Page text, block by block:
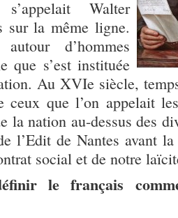
Walter
sur la même ligne.
d’hommes
que s’est instituée
Au XVIe siècle,
ceux que l’on appelait
la nation au-dessus des
l’Edit de Nantes avant
social et de notre
le français